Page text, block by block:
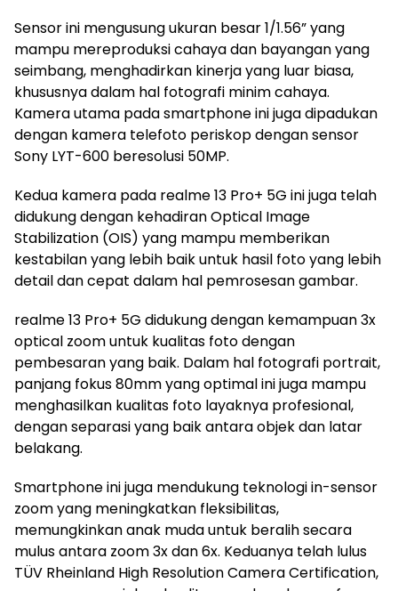
Sensor ini mengusung ukuran besar 1/1.56” yang
mampu mereproduksi cahaya dan bayangan yang
seimbang, menghadirkan kinerja yang luar biasa,
khususnya dalam hal fotografi minim cahaya.
Kamera utama pada smartphone ini juga dipadukan
dengan kamera telefoto periskop dengan sensor
Sony LYT-600 beresolusi 50MP.
Kedua kamera pada realme 13 Pro+ 5G ini juga telah
didukung dengan kehadiran Optical Image
Stabilization (OIS) yang mampu memberikan
kestabilan yang lebih baik untuk hasil foto yang lebih
detail dan cepat dalam hal pemrosesan gambar.
realme 13 Pro+ 5G didukung dengan kemampuan 3x
optical zoom untuk kualitas foto dengan
pembesaran yang baik. Dalam hal fotografi portrait,
panjang fokus 80mm yang optimal ini juga mampu
menghasilkan kualitas foto layaknya profesional,
dengan separasi yang baik antara objek dan latar
belakang.
Smartphone ini juga mendukung teknologi in-sensor
zoom yang meningkatkan fleksibilitas,
memungkinkan anak muda untuk beralih secara
mulus antara zoom 3x dan 6x. Keduanya telah lulus
TÜV Rheinland High Resolution Camera Certification,